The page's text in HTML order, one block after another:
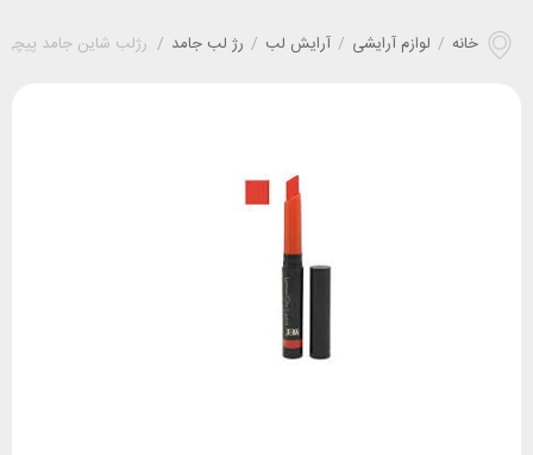
خانه / لوازم آرایشی / آرایش لب / رژ لب جامد / رژلب شاین جامد پیچی